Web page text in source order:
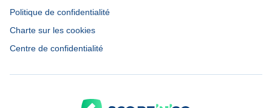
Politique de confidentialité
Charte sur les cookies
Centre de confidentialité